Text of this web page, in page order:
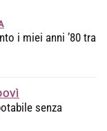
i miei anni ’80 tra
senza